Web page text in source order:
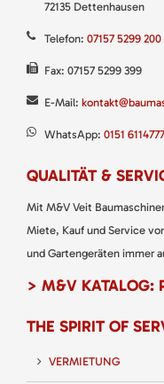
72135 Dettenhausen
Telefon: 07157 5299 200
Fax: 07157 5299 399
E-Mail:
WhatsApp: 0151
QUALITÄT &
Mit M&V Veit
Miete, Kauf und Service
und Gartengeräten immer
> M&V KATALOG:
THE SPIRIT OF
VERMIETUNG